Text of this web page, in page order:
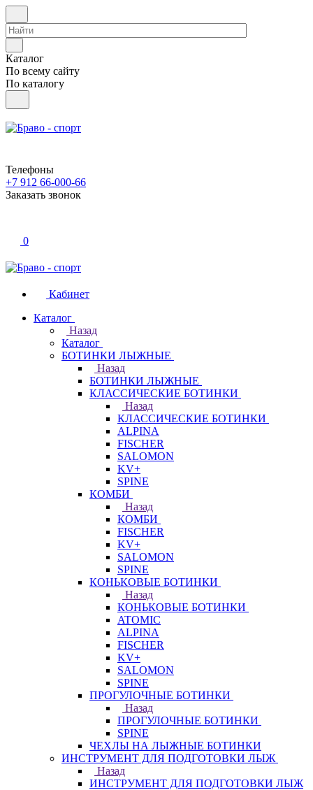
Каталог
По всему сайту
По каталогу
Телефоны
+7 912 66-000-66
Заказать звонок
0
Кабинет
Каталог
Назад
Каталог
БОТИНКИ ЛЫЖНЫЕ
Назад
БОТИНКИ ЛЫЖНЫЕ
КЛАССИЧЕСКИЕ БОТИНКИ
Назад
КЛАССИЧЕСКИЕ БОТИНКИ
ALPINA
FISCHER
SALOMON
KV+
SPINE
КОМБИ
Назад
КОМБИ
FISCHER
KV+
SALOMON
SPINE
КОНЬКОВЫЕ БОТИНКИ
Назад
КОНЬКОВЫЕ БОТИНКИ
ATOMIC
ALPINA
FISCHER
KV+
SALOMON
SPINE
ПРОГУЛОЧНЫЕ БОТИНКИ
Назад
ПРОГУЛОЧНЫЕ БОТИНКИ
SPINE
ЧЕХЛЫ НА ЛЫЖНЫЕ БОТИНКИ
ИНСТРУМЕНТ ДЛЯ ПОДГОТОВКИ ЛЫЖ
Назад
ИНСТРУМЕНТ ДЛЯ ПОДГОТОВКИ ЛЫЖ